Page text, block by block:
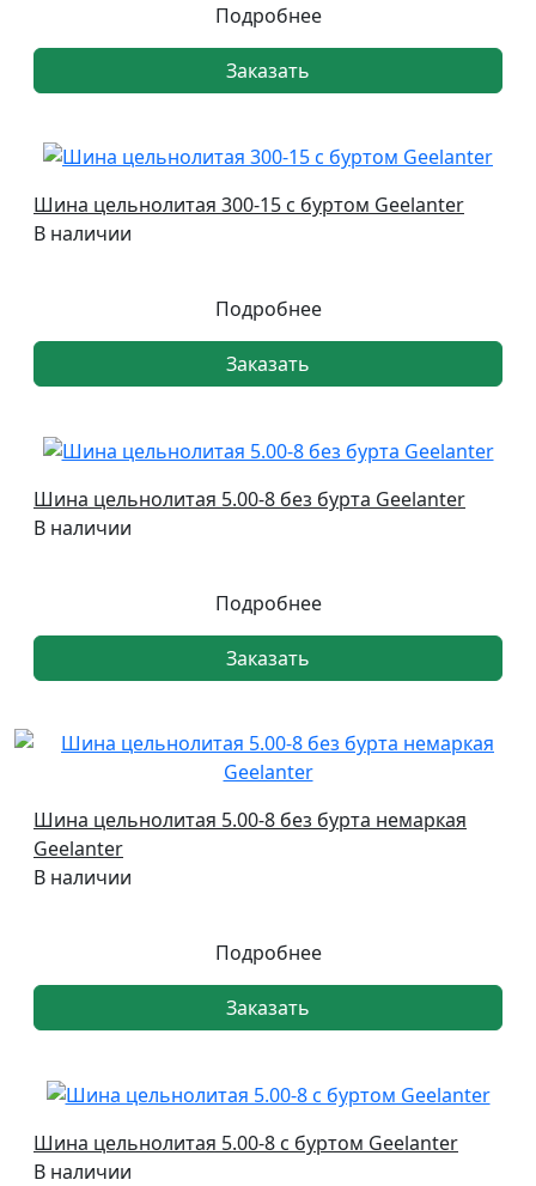
Подробнее
Заказать
Шина цельнолитая 300-15 с буртом Geelanter
В наличии
Подробнее
Заказать
Шина цельнолитая 5.00-8 без бурта Geelanter
В наличии
Подробнее
Заказать
Шина цельнолитая 5.00-8 без бурта немаркая
Geelanter
В наличии
Подробнее
Заказать
Шина цельнолитая 5.00-8 с буртом Geelanter
В наличии